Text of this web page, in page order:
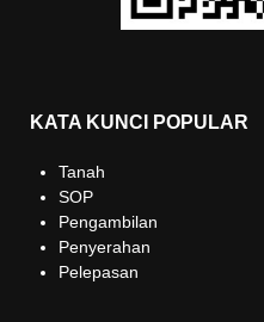
KATA KUNCI POPULAR
Tanah
SOP
Pengambilan
Penyerahan
Pelepasan